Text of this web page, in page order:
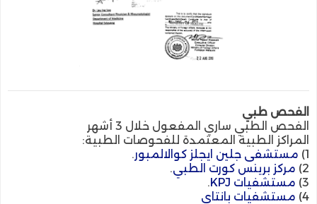
الفحص طبي
الفحص الطبي ساري المفعول خلال 3 أشهر
المراكز الطبية المعتمدة للفحوصات الطبية:
1) مستشفى جلين ايجلز كوالالمبور.
2) مركز برينس كورت الطبي.
3) مستشفيات KPJ
.
4) مستشفيات بانتاي